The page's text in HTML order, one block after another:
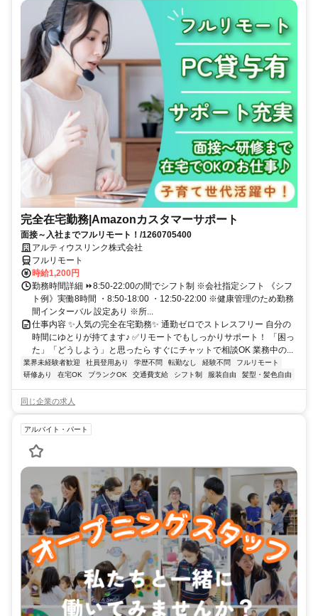
完全在宅勤務|Amazonカスタマーサポート
面接～入社までフルリモート！/1260705400
アルティウスリンク株式会社
フルリモート
時給1,200円
勤務時間詳細 ⏩8:50-22:00の間でシフト制 ※会社指定シフト 《シフ
ト例》実働8時間 ・8:50-18:00 ・12:50-22:00 ※健康管理のため勤務
間インターバル 設定あり ※所...
仕事内容 ✨人気の完全在宅勤務✨ 通勤ゼロでストレスフリー 自分の
時間にゆとりが持てます♪ ✅リモートでもしっかりサポート！ 「困っ
た」「どうしよう」と思ったら すぐにチャットで相談OK 業務中の...
業界未経験者歓迎 社員登用あり 学歴不問 転勤なし 経験不問
フルリモート
研修あり
在宅OK ブランクOK 交通費支給 シフト制 服装自由 髪型・髪色自由
同じ企業の求人
アルバイト・パート